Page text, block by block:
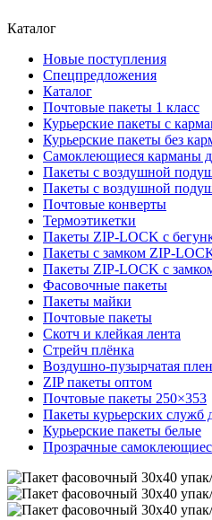
Каталог
Новые поступления
Спецпредложения
Каталог
Почтовые пакеты 1 класс
Курьерские пакеты с
Курьерские пакеты без
Самоклеющиеся карманы
Пакеты с воздушной
Пакеты с воздушной
Почтовые конверты
Термоэтикетки
Пакеты ZIP-LOCK с
Пакеты с замком ZIP-
Пакеты ZIP-LOCK с
Фасовочные пакеты
Пакеты майки
Почтовые пакеты
Скотч и клейкая лента
Стрейч плёнка
Воздушно-пузырчатая
ZIP пакеты оптом
Почтовые пакеты 250×353
Пакеты курьерских служб
Курьерские пакеты белые
Прозрачные